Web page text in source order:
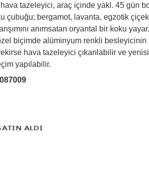
hava tazeleyici, araç içinde yakl. 45 gün
çubuğu; bergamot, lavanta, egzotik
anımsatan oryantal bir koku
biçimde alüminyum renkli besleyicinin
hava tazeleyici çıkarılabilir ve
yapılabilir.
ALDI